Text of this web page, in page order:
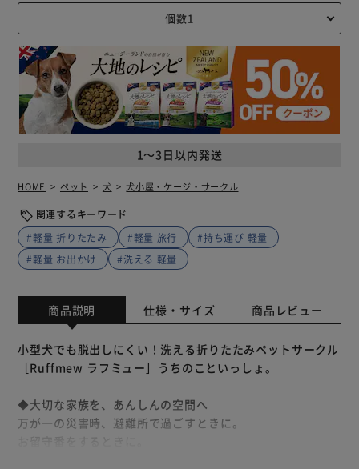
1～3日以内発送
HOME ペット 犬 犬小屋・ケージ・サークル
関連するキーワード
#軽量 折りたたみ
#軽量 旅行
#持ち運び 軽量
#軽量 お出かけ
#洗える 軽量
商品説明 仕様・サイズ 商品レビュー
小型犬でも脱出しにくい！洗える折りたたみペットサークル
［Ruffmew ラフミュー］うちのこといっしょ。
◆大切な家族を、あんしんの空間へ
万が一の災害時、避難所で過ごすときに。